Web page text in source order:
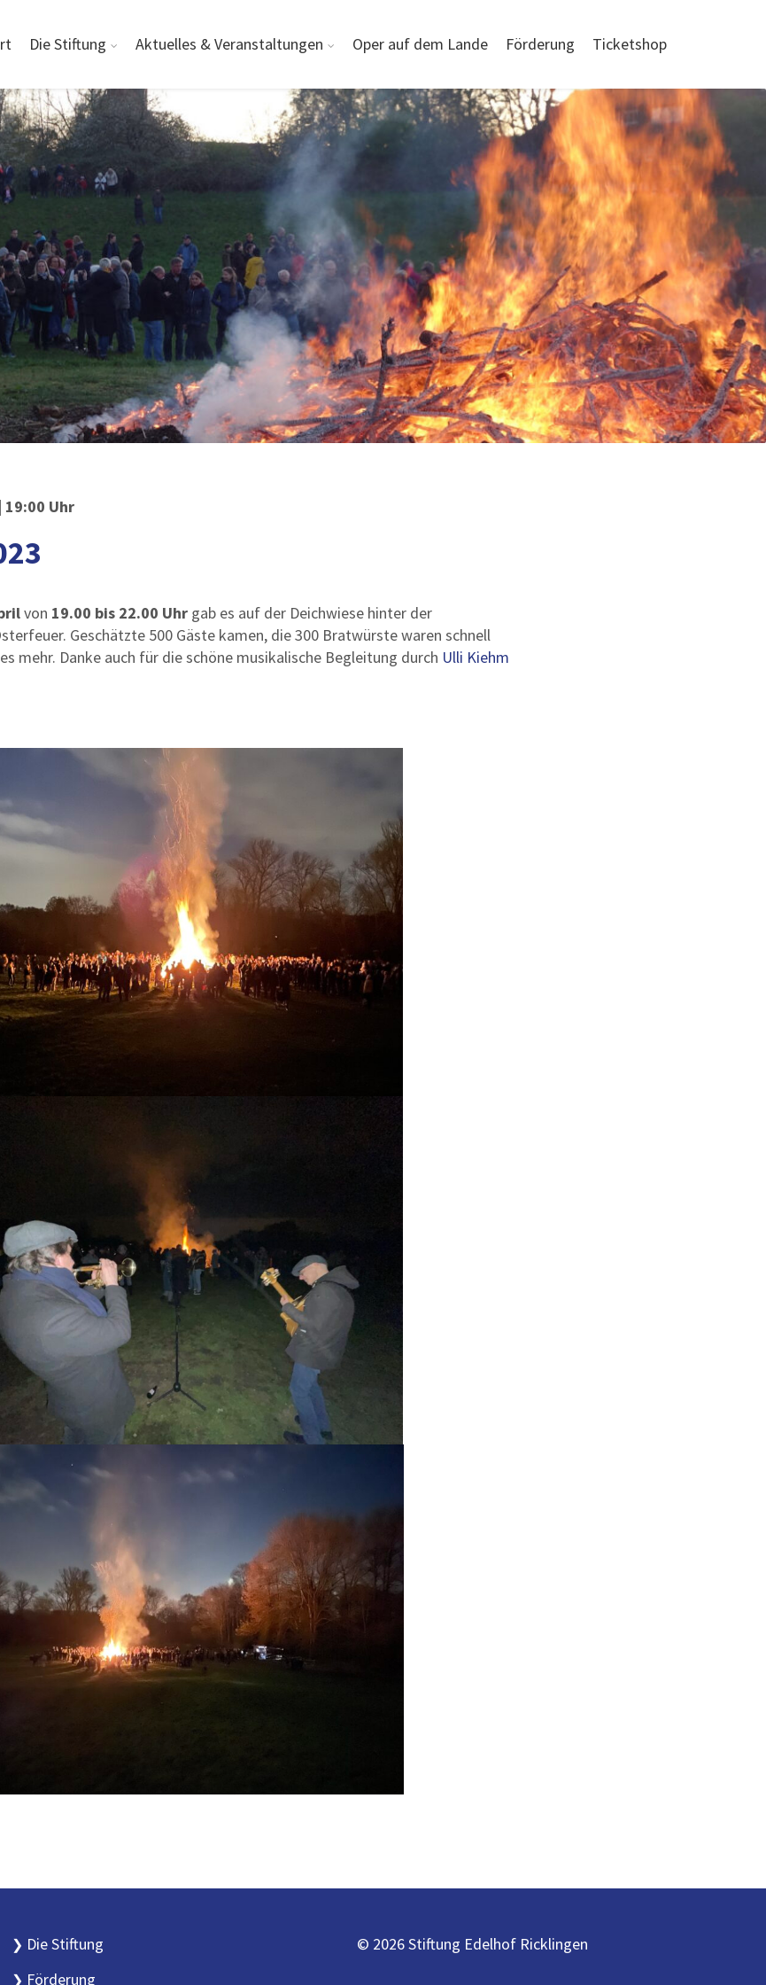
Die Stiftung Aktuelles & Veranstaltungen Oper auf dem Lande Förderung Ticketshop
19:00 Uhr
von 19.00 bis 22.00 Uhr gab es auf der Deichwiese hinter der
Geschätzte 500 Gäste kamen, die 300 Bratwürste waren schnell
mehr. Danke auch für die schöne musikalische Begleitung durch Ulli Kiehm
Die Stiftung
Förderung
© 2026 Stiftung Edelhof Ricklingen